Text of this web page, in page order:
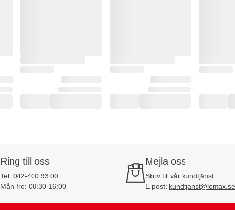
Ring till oss
Tel: 042-400 93 00
Mån-fre: 08:30-16:00
Mejla oss
Skriv till vår kundtjänst
E-post: kundtjanst@lomax.se